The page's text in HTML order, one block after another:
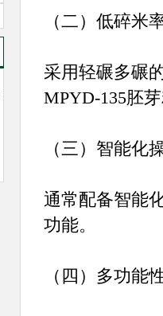
（二）低碎米
采用轻碾多碾
MPYD-135胚
（三）智能化
通常配备智能
功能。
（四）多功能